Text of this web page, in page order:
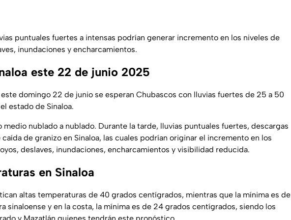
puntuales fuertes a intensas podrían generar incremento en los niveles de
inundaciones y encharcamientos.
este 22 de junio 2025
domingo 22 de junio se esperan Chubascos con lluvias fuertes de 25 a 50
estado de Sinaloa.
medio nublado a nublado. Durante la tarde, lluvias puntuales fuertes, descargas
de granizo en Sinaloa, las cuales podrían originar el incremento en los
deslaves, inundaciones, encharcamientos y visibilidad reducida.
en Sinaloa
altas temperaturas de 40 grados centígrados, mientras que la mínima es de
sinaloense y en la costa, la mínima es de 24 grados centígrados, siendo los